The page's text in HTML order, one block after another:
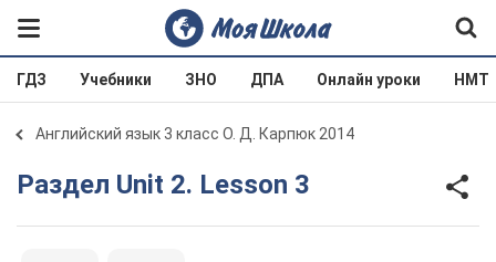
ГДЗ Учебники ЗНО ДПА Онлайн уроки НМТ
Английский язык 3 класс О. Д. Карпюк 2014
Раздел Unit 2. Lesson 3